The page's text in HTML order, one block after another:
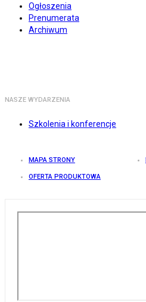
Ogłoszenia
Prenumerata
Archiwum
NASZE WYDARZENIA
Szkolenia i konferencje
MAPA STRONY
OFERTA PRODUKTOWA